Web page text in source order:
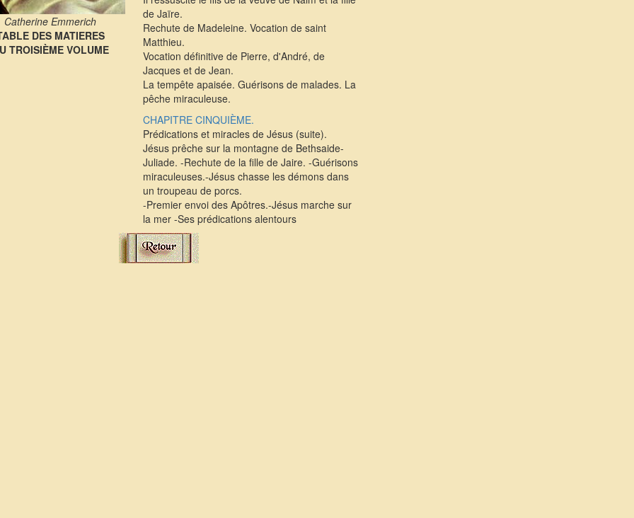
Catherine Emmerich
DES MATIERES
TROISIÈME VOLUME
de Jaïre.
Rechute de Madeleine. Vocation de saint
Matthieu.
Vocation définitive de Pierre, d'André, de
Jacques et de Jean.
La tempête apaisée. Guérisons de malades. La
pêche miraculeuse.
CHAPITRE CINQUIÈME.
Prédications et miracles de Jésus (suite).
Jésus prêche sur la montagne de Bethsaide-
Juliade. -Rechute de la fille de Jaire. -Guérisons
miraculeuses.-Jésus chasse les démons dans
un troupeau de porcs.
-Premier envoi des Apôtres.-Jésus marche sur
la mer -Ses prédications alentours